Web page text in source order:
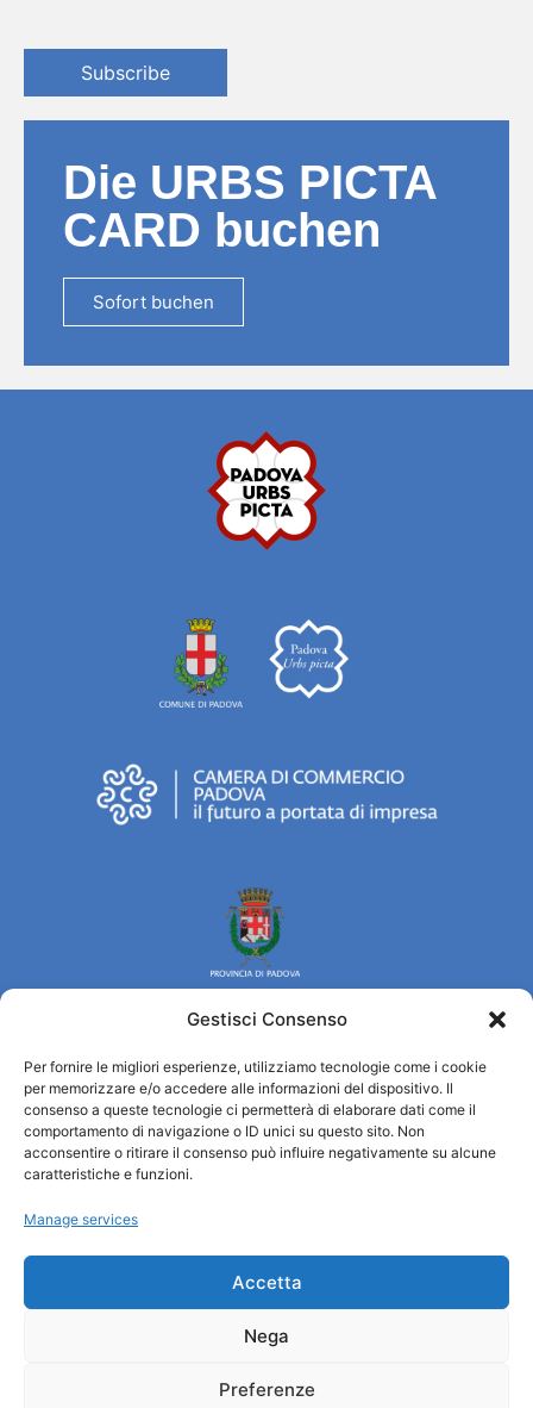
Gestisci Consenso
Per fornire le migliori esperienze, utilizziamo tecnologie come i cookie
per memorizzare e/o accedere alle informazioni del dispositivo. Il
consenso a queste tecnologie ci permetterà di elaborare dati come il
comportamento di navigazione o ID unici su questo sito. Non
acconsentire o ritirare il consenso può influire negativamente su alcune
caratteristiche e funzioni.
Manage services
Accetta
Nega
Preferenze
Subscribe
Die URBS PICTA
CARD buchen
Sofort buchen
Turismo Padova
Wer sind wir
Informationsbüro und touristenempfang / IAT
Cookie Policy (UE)